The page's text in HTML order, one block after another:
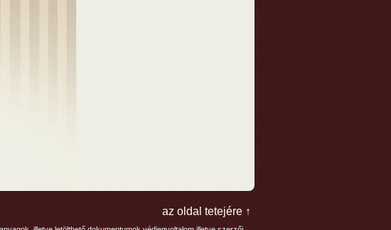
az oldal tetejére ↑